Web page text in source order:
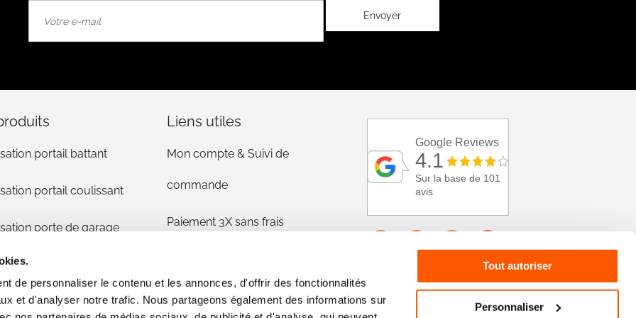
de personnaliser le contenu et les annonces, d'offrir des fonctionnalités
et d'analyser notre trafic. Nous partageons également des informations sur
Tout autoriser
Personnaliser
notre
:
Envoyer
portail battant
portail coulissant
porte de garage
volet
détachées
Liens utiles
Mon compte & Suivi de
commande
Paiement 3X sans frais
CGV
Google Reviews
4.1
Sur la base de 101
avis